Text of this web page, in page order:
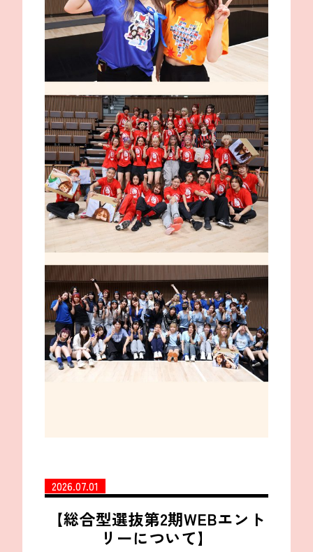
2026.07.01
【総合型選抜第2期WEBエント
リーについて】